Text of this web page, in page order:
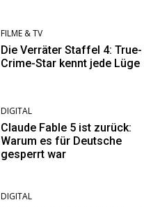
FILME & TV
Die Verräter Staffel 4: True-
Crime-Star kennt jede Lüge
DIGITAL
Claude Fable 5 ist zurück:
Warum es für Deutsche
gesperrt war
DIGITAL